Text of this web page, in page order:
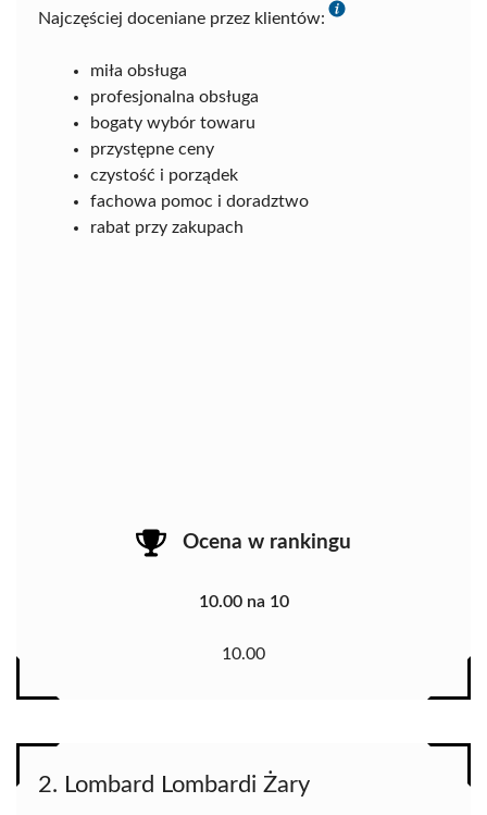
Najczęściej doceniane przez klientów:
miła obsługa
profesjonalna obsługa
bogaty wybór towaru
przystępne ceny
czystość i porządek
fachowa pomoc i doradztwo
rabat przy zakupach
Ocena w rankingu
10.00 na 10
10.00
2. Lombard Lombardi Żary